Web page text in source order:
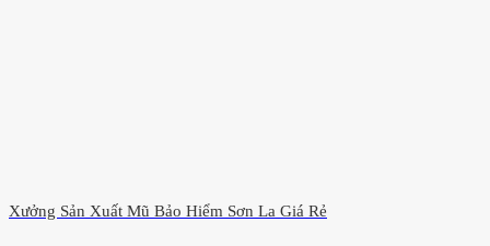
Xưởng Sản Xuất Mũ Bảo Hiểm Sơn La Giá Rẻ